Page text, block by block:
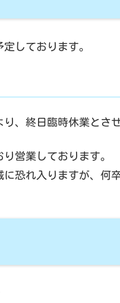
しております。
、終日臨時休業とさせ
営業しております。
恐れ入りますが、何